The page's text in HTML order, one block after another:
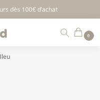
dès 100€ d’achat
0